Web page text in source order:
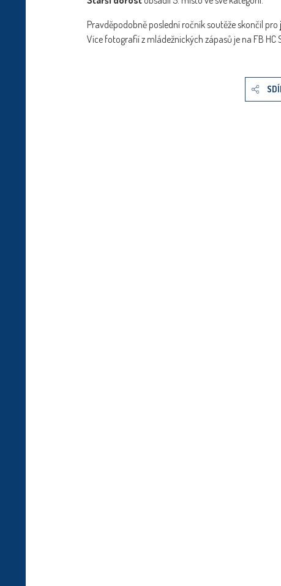
Pravděpodobně poslední ročník soutěže skončil pro
Více fotografií z mládežnických zápasů je na FB HC